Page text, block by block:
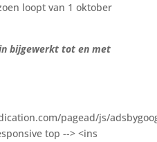
loopt van 1 oktober
bijgewerkt tot en met
pagead/js/
top --> <ins